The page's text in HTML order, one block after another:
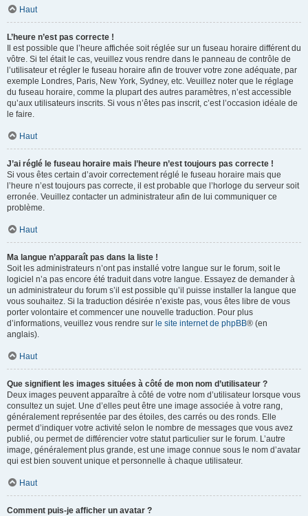
Haut
L’heure n’est pas correcte !
Il est possible que l’heure affichée soit réglée sur un fuseau horaire différent du
vôtre. Si tel était le cas, veuillez vous rendre dans le panneau de contrôle de
l’utilisateur et régler le fuseau horaire afin de trouver votre zone adéquate, par
exemple Londres, Paris, New York, Sydney, etc. Veuillez noter que le réglage
du fuseau horaire, comme la plupart des autres paramètres, n’est accessible
qu’aux utilisateurs inscrits. Si vous n’êtes pas inscrit, c’est l’occasion idéale de
le faire.
Haut
J’ai réglé le fuseau horaire mais l’heure n’est toujours pas correcte !
Si vous êtes certain d’avoir correctement réglé le fuseau horaire mais que
l’heure n’est toujours pas correcte, il est probable que l’horloge du serveur soit
erronée. Veuillez contacter un administrateur afin de lui communiquer ce
problème.
Haut
Ma langue n’apparaît pas dans la liste !
Soit les administrateurs n’ont pas installé votre langue sur le forum, soit le
logiciel n’a pas encore été traduit dans votre langue. Essayez de demander à
un administrateur du forum s’il est possible qu’il puisse installer la langue que
vous souhaitez. Si la traduction désirée n’existe pas, vous êtes libre de vous
porter volontaire et commencer une nouvelle traduction. Pour plus
d’informations, veuillez vous rendre sur le site internet de phpBB® (en
anglais).
Haut
Que signifient les images situées à côté de mon nom d’utilisateur ?
Deux images peuvent apparaître à côté de votre nom d’utilisateur lorsque vous
consultez un sujet. Une d’elles peut être une image associée à votre rang,
généralement représentée par des étoiles, des carrés ou des ronds. Elle
permet d’indiquer votre activité selon le nombre de messages que vous avez
publié, ou permet de différencier votre statut particulier sur le forum. L’autre
image, généralement plus grande, est une image connue sous le nom d’avatar
qui est bien souvent unique et personnelle à chaque utilisateur.
Haut
Comment puis-je afficher un avatar ?